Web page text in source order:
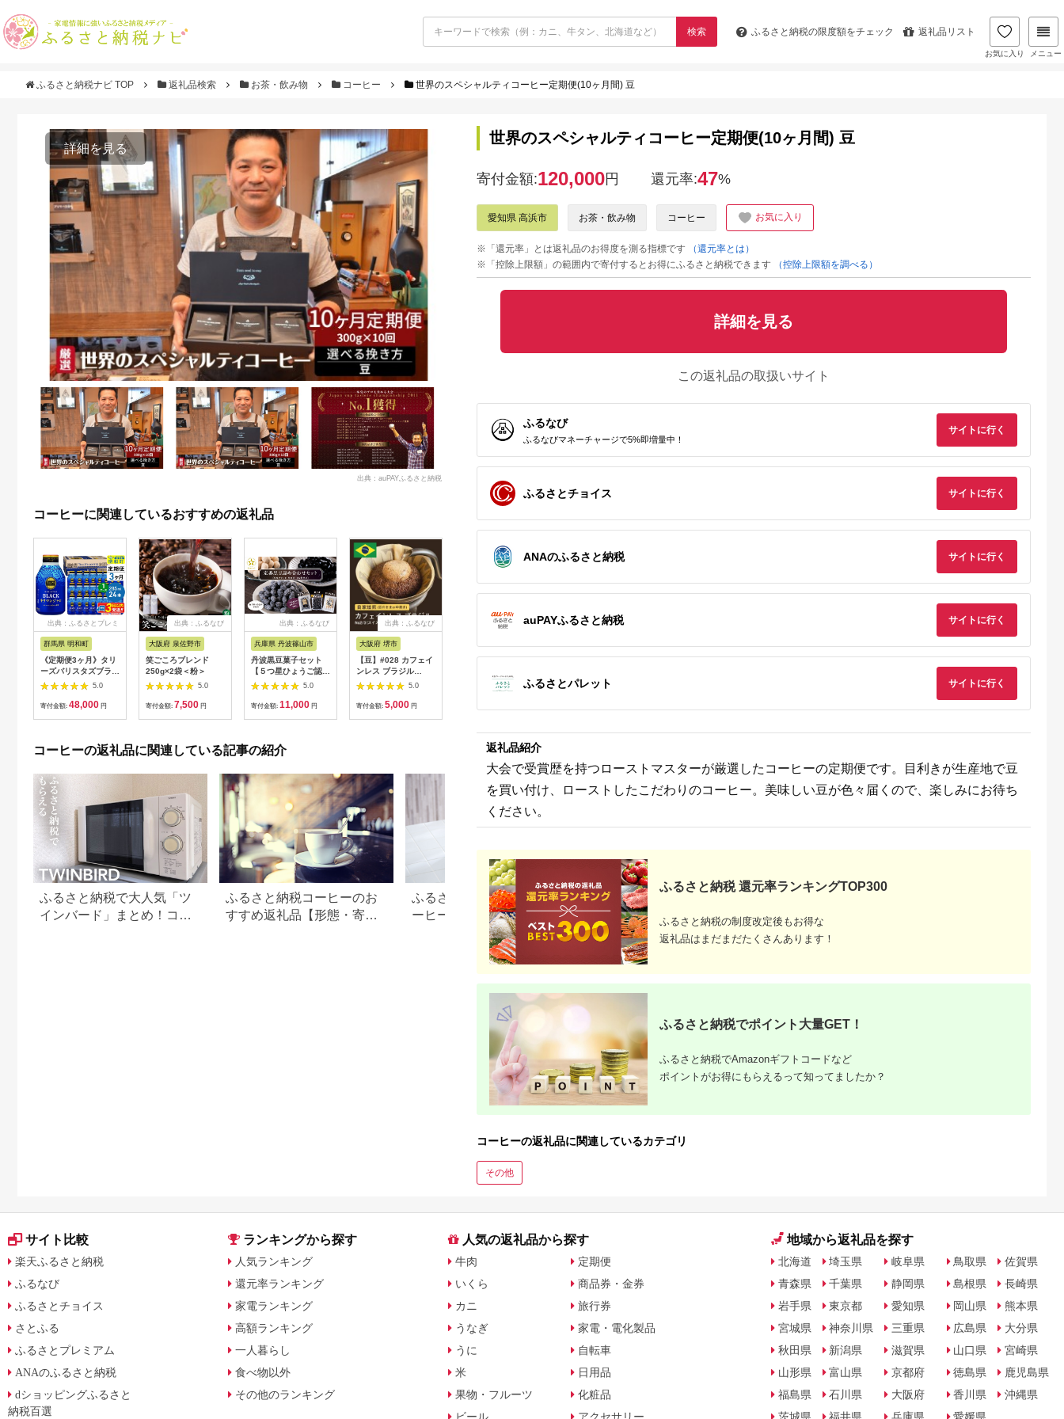
検索 ふるさと納税の限度額をチェック 返礼品リスト
お気に入り メニュー
ふるさと納税ナビ TOP 返礼品検索 お茶・飲み物 コーヒー 世界のスペシャルティコーヒー定期便(10ヶ月間) 豆
詳細を見る
出典：auPAYふるさと納税
コーヒーに関連しているおすすめの返礼品
出典：ふるさとプレミ
群馬県 明和町
《定期便3ヶ月》タリ
ーズバリスタズブラッ
ク キリマンジャロ ＜
285ml×24本＞【1ケ
ース】 [ふるさと納税
コーヒー 伊藤園コー
222403
5.0
寄付金額: 48,000 円
出典：ふるなび
大阪府 泉佐野市
笑ごころブレンド
250g×2袋＜粉＞
5.0
寄付金額: 7,500 円
出典：ふるなび
兵庫県 丹波篠山市
丹波黒豆菓子セット
【５つ星ひょうご認
定】（黒豆グラッセ・
黒豆煮・きな粉黒豆）
丹波黒豆 きな粉 きな
5.0
寄付金額: 11,000 円
出典：ふるなび
大阪府 堺市
【豆】#028 カフェイ
ンレス ブラジル
No2/3 スイス式水抽
出法 デカフェ コーヒ
ー豆 310g 当日焙煎
5.0
寄付金額: 5,000 円
出典：ふるなび
【3ヶ月お届け】富士
プバッグコーヒー３種
セット 定期便 珈琲 コ
5.0
出典：ふるなび
ドリップコーヒー セ
ップバッグコーヒー
小川珈琲直営店 コー
寄せ 通販 送料無料 ふ
261009_A-
5回お届け!焙煎職人こ
スト投函 珈琲 5ヶ月
定期便
出典：ふるなび
コーヒー 1,000円寄附
ドミニカープブレンド
フレッシュバッグ2袋
サザコーヒー 超サザ
箱詰合せ(202531)_
料・ドリンク 粉 コー
コーヒーの返礼品に関連している記事の紹介
ふるさと納税で大人気「ツ
インバード」まとめ！コー
ふるさと納税コーヒーのお
すすめ返礼品【形態・寄付
ふるさと納税でもらえるコ
ーヒーメーカーまとめ！ハ
リオやツインバードも
【要注意】ふるさと納税、
2026年9月末までに寄付し
ないと損する可能性大｜10
月からの制度変更を解説
世界のスペシャルティコーヒー定期便(10ヶ月間) 豆
寄付金額:120,000円 還元率:47%
愛知県 高浜市 お茶・飲み物 コーヒー お気に入り
※「還元率」とは返礼品のお得度を測る指標です
（還元率とは）
※「控除上限額」の範囲内で寄付するとお得にふるさと納税できます
（控除上限額を調べる）
詳細を見る
この返礼品の取扱いサイト
ふるなび
ふるなびマネーチャージで5%即増量中！
サイトに行く
ふるさとチョイス サイトに行く
ANAのふるさと納税 サイトに行く
auPAYふるさと納税 サイトに行く
ふるさとパレット サイトに行く
返礼品紹介
大会で受賞歴を持つローストマスターが厳選したコーヒーの定期便です。目利きが生産地で豆
を買い付け、ローストしたこだわりのコーヒー。美味しい豆が色々届くので、楽しみにお待ち
ください。
ふるさと納税 還元率ランキングTOP300
ふるさと納税の制度改定後もお得な
返礼品はまだまだたくさんあります！
ふるさと納税でポイント大量GET！
ふるさと納税でAmazonギフトコードなど
ポイントがお得にもらえるって知ってましたか？
コーヒーの返礼品に関連しているカテゴリ
その他
サイト比較
楽天ふるさと納税
ふるなび
ふるさとチョイス
さとふる
ふるさとプレミアム
ANAのふるさと納税
dショッピングふるさと
納税百選
ランキングから探す
人気ランキング
還元率ランキング
家電ランキング
高額ランキング
一人暮らし
食べ物以外
その他のランキング
人気の返礼品から探す
牛肉
いくら
カニ
うなぎ
うに
米
果物・フルーツ
ビール
定期便
商品券・金券
旅行券
家電・電化製品
自転車
日用品
化粧品
アクセサリー
地域から返礼品を探す
北海道
青森県
岩手県
宮城県
秋田県
山形県
福島県
茨城県
埼玉県
千葉県
東京都
神奈川県
新潟県
富山県
石川県
福井県
岐阜県
静岡県
愛知県
三重県
滋賀県
京都府
大阪府
兵庫県
鳥取県
島根県
岡山県
広島県
山口県
徳島県
香川県
愛媛県
佐賀県
長崎県
熊本県
大分県
宮崎県
鹿児島県
沖縄県